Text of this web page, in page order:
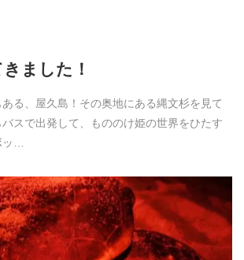
ました！
る、屋久島！その奥地にある縄文杉を見て
スで出発して、もののけ姫の世界をひたす
…